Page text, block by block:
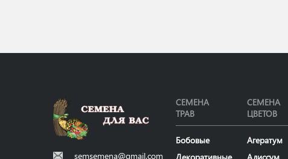
semsemena@gmail.com
СЕМЕНА
ТРАВ
СЕМЕНА
ЦВЕТОВ
Бобовые
Агератум